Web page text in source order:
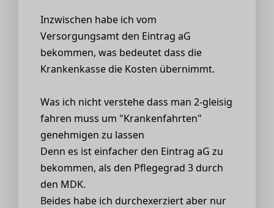
Inzwischen habe ich vom
Versorgungsamt den Eintrag aG
bekommen, was bedeutet dass die
Krankenkasse die Kosten übernimmt.
Was ich nicht verstehe dass man 2-gleisig
fahren muss um "Krankenfahrten"
genehmigen zu lassen
Denn es ist einfacher den Eintrag aG zu
bekommen, als den Pflegegrad 3 durch
den MDK.
Beides habe ich durchexerziert aber nur